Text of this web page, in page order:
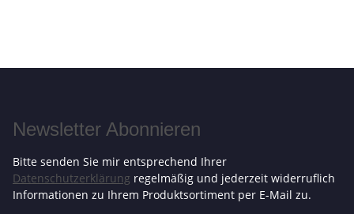
Newsletter Abonnieren
Bitte senden Sie mir entsprechend Ihrer
Datenschutzerklärung regelmäßig und jederzeit widerruflich
Informationen zu Ihrem Produktsortiment per E-Mail zu.